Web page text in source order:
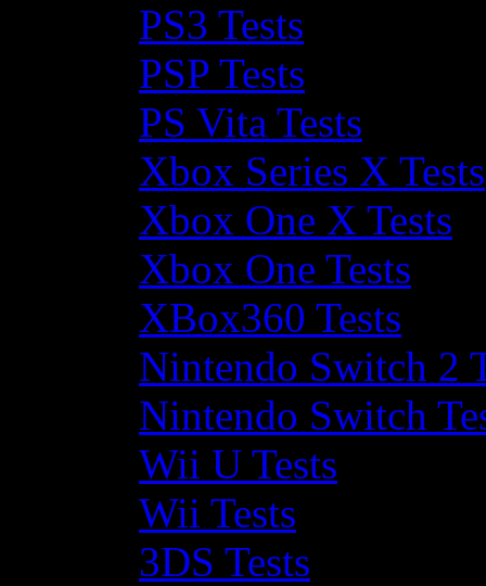
PS3 Tests
PSP Tests
PS Vita Tests
Xbox Series X Tests
Xbox One X Tests
Xbox One Tests
XBox360 Tests
Nintendo Switch 2
Nintendo Switch
Wii U Tests
Wii Tests
3DS Tests